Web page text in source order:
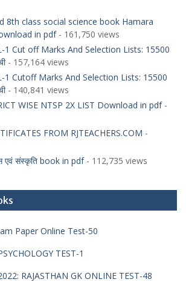
8th class social science book Hamara
in pdf- 161,750 views
1 Cut off Marks And Selection Lists: 15500
- 157,164 views
1 Cutoff Marks And Selection Lists: 15500
- 140,841 views
WISE NTSP 2X LIST Download in pdf-
FROM RJTEACHERS.COM -
एवं संस्कृति book in pdf- 112,735 views
Paper Online Test-50
TEST-1
RAJASTHAN GK ONLINE TEST-48